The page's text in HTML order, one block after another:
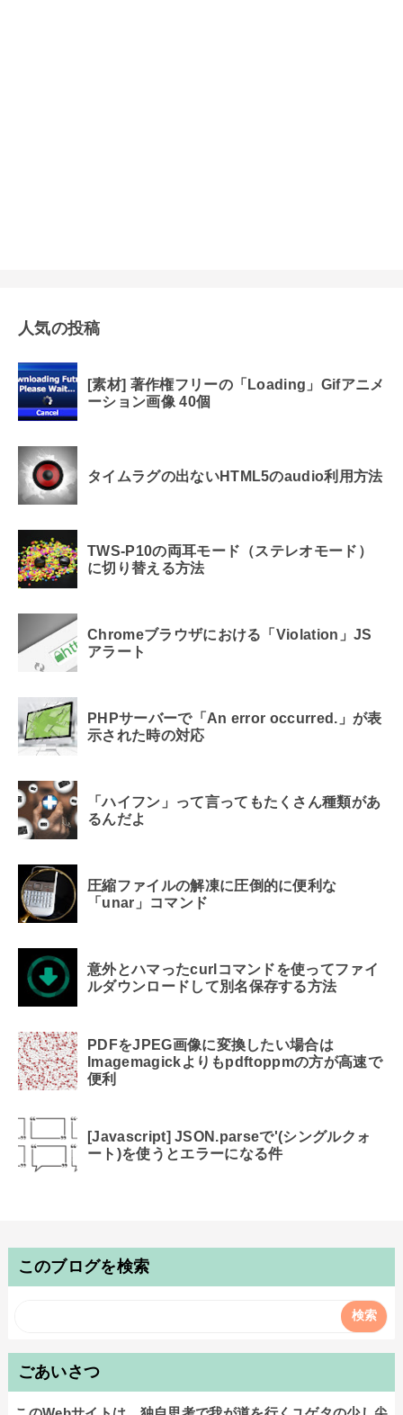
人気の投稿
[素材] 著作権フリーの「Loading」Gifアニメ
ーション画像 40個
タイムラグの出ないHTML5のaudio利用方法
TWS-P10の両耳モード（ステレオモード）
に切り替える方法
Chromeブラウザにおける「Violation」JS
アラート
PHPサーバーで「An error occurred.」が表
示された時の対応
「ハイフン」って言ってもたくさん種類があ
るんだよ
圧縮ファイルの解凍に圧倒的に便利な
「unar」コマンド
意外とハマったcurlコマンドを使ってファイ
ルダウンロードして別名保存する方法
PDFをJPEG画像に変換したい場合は
Imagemagickよりもpdftoppmの方が高速で
便利
[Javascript] JSON.parseで'(シングルクォ
ート)を使うとエラーになる件
このブログを検索
ごあいさつ